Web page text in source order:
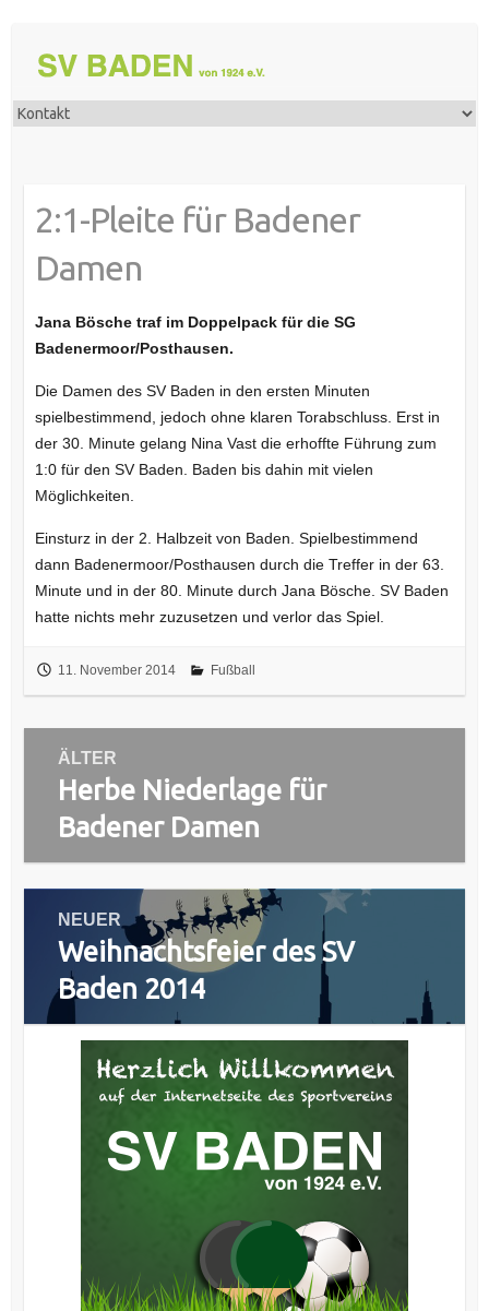
2:1-Pleite für Badener
Damen
Jana Bösche traf im Doppelpack für die SG
Badenermoor/Posthausen.
Die Damen des SV Baden in den ersten Minuten
spielbestimmend, jedoch ohne klaren Torabschluss. Erst in
der 30. Minute gelang Nina Vast die erhoffte Führung zum
1:0 für den SV Baden. Baden bis dahin mit vielen
Möglichkeiten.
Einsturz in der 2. Halbzeit von Baden. Spielbestimmend
dann Badenermoor/Posthausen durch die Treffer in der 63.
Minute und in der 80. Minute durch Jana Bösche. SV Baden
hatte nichts mehr zuzusetzen und verlor das Spiel.
11. November 2014 Fußball
Beitragsnavigation
ÄLTER
Vorheriger
Beitrag:
Herbe Niederlage für
Badener Damen
NEUER
Nächster
Beitrag:
Weihnachtsfeier des SV
Baden 2014